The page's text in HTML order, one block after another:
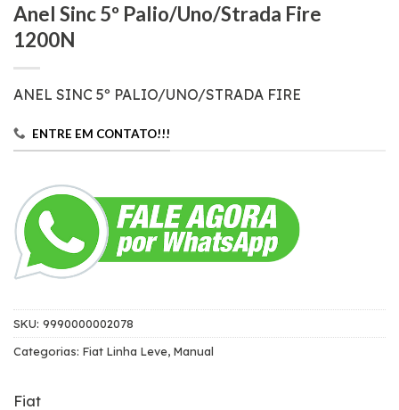
Anel Sinc 5º Palio/Uno/Strada Fire
1200N
ANEL SINC 5º PALIO/UNO/STRADA FIRE
ENTRE EM CONTATO!!!
SKU: 9990000002078
Categorias: Fiat Linha Leve, Manual
Fiat